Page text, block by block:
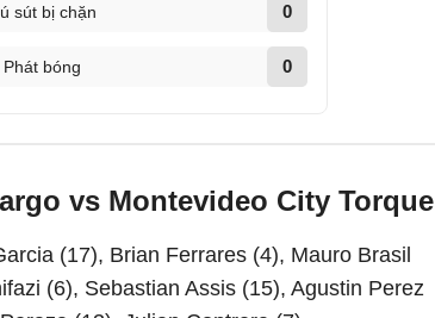
sút bị chặn 0
Phát bóng 0
vs Montevideo City Torque
(17), Brian Ferrares (4), Mauro Brasil
(6), Sebastian Assis (15), Agustin Perez